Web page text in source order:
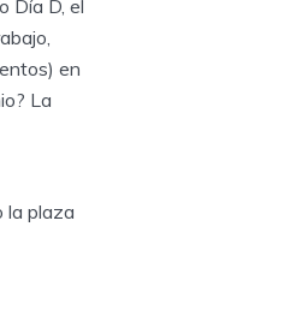
Día D, el
en
La
la plaza